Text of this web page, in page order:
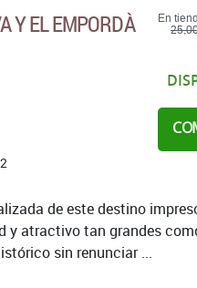
Y EL EMPORDÀ
En
de este destino
y atractivo tan grandes
sin renunciar ...